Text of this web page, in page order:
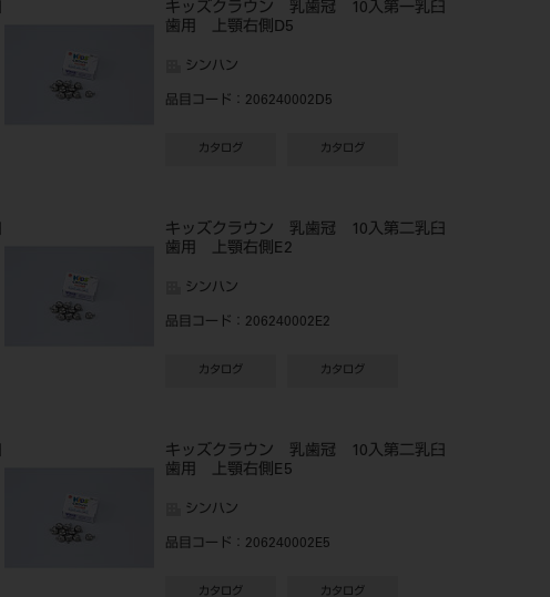
キッズクラウン 乳歯冠 10入第一乳臼
歯用 上顎右側D5
シンハン
品目コード ：206240002D5
カタログ カタログ
キッズクラウン 乳歯冠 10入第二乳臼
歯用 上顎右側E2
シンハン
品目コード ：206240002E2
カタログ カタログ
キッズクラウン 乳歯冠 10入第二乳臼
歯用 上顎右側E5
シンハン
品目コード ：206240002E5
カタログ カタログ